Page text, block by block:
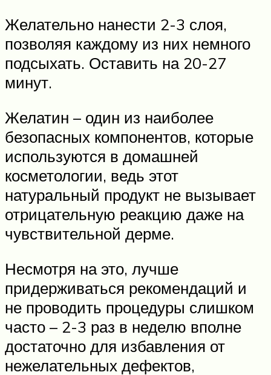
Желательно нанести 2-3 слоя,
позволяя каждому из них немного
подсыхать. Оставить на 20-27
минут.
Желатин – один из наиболее
безопасных компонентов, которые
используются в домашней
косметологии, ведь этот
натуральный продукт не вызывает
отрицательную реакцию даже на
чувствительной дерме.
Несмотря на это, лучше
придерживаться рекомендаций и
не проводить процедуры слишком
часто – 2-3 раз в неделю вполне
достаточно для избавления от
нежелательных дефектов,